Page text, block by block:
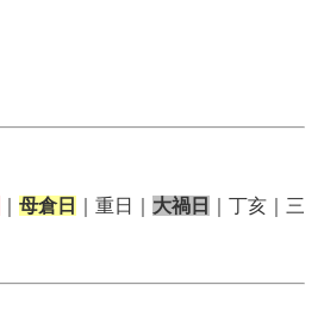
母倉日 ｜重日｜ 大禍日
｜丁亥｜三